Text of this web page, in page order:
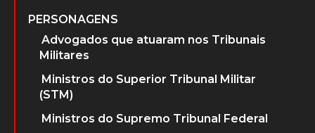
PERSONAGENS
Advogados que atuaram nos Tribunais
Militares
Ministros do Superior Tribunal Militar
(STM)
Ministros do Supremo Tribunal Federal